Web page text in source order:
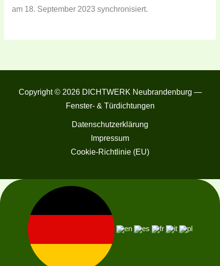
am 18. September 2023 synchronisiert.
Copyright © 2026 DICHTWERK Neubrandenburg —
Fenster- & Türdichtungen
Datenschutzerklärung
Impressum
Cookie-Richtlinie (EU)